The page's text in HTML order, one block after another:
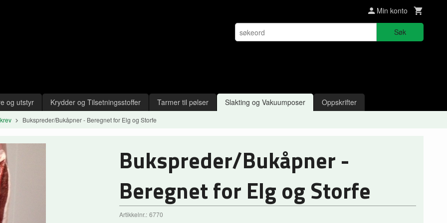
Min konto
Søk
og utstyr Krydder og Tilsetningsstoffer Tarmer til pølser Slakting og Vakuumposer Oppskrifter
Bukspreder/Bukåpner - Beregnet for Elg og Storfe
Bukspreder/Bukåpner -
Beregnet for Elg og Storfe
Artikkelnr.: 6770